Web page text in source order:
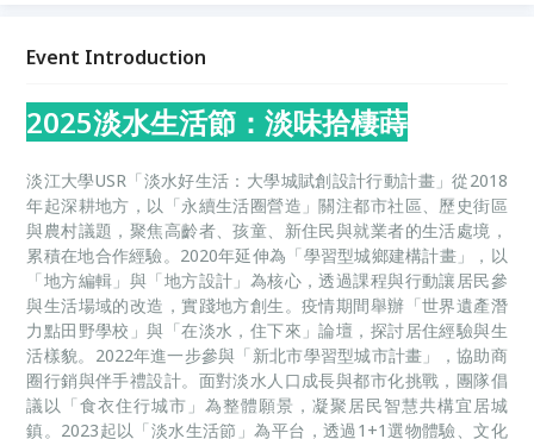
Event Introduction
2025淡水生活節：淡味拾棲蒔
淡江大學USR「淡水好生活：大學城賦創設計行動計畫」從2018
年起深耕地方，以「永續生活圈營造」關注都市社區、歷史街區
與農村議題，聚焦高齡者、孩童、新住民與就業者的生活處境，
累積在地合作經驗。2020年延伸為「學習型城鄉建構計畫」，以
「地方編輯」與「地方設計」為核心，透過課程與行動讓居民參
與生活場域的改造，實踐地方創生。疫情期間舉辦「世界遺產潛
力點田野學校」與「在淡水，住下來」論壇，探討居住經驗與生
活樣貌。2022年進一步參與「新北市學習型城市計畫」，協助商
圈行銷與伴手禮設計。面對淡水人口成長與都市化挑戰，團隊倡
議以「食衣住行城市」為整體願景，凝聚居民智慧共構宜居城
鎮。2023起以「淡水生活節」為平台，透過1+1選物體驗、文化